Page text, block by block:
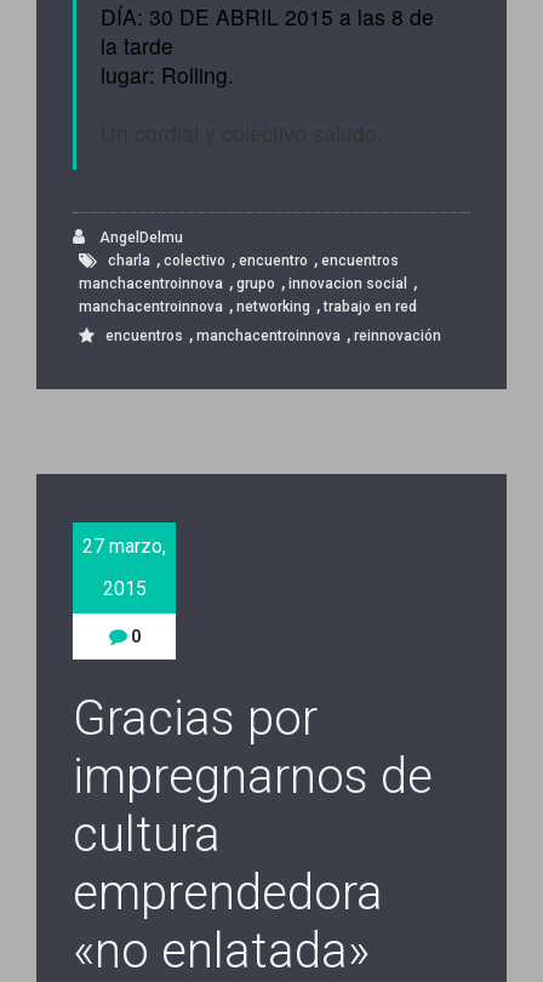
DÍA: 30 DE ABRIL 2015 a las 8 de
la tarde
lugar: Rolling.
AngelDelmu
charla , colectivo , encuentro , encuentros
manchacentroinnova , grupo , innovacion social ,
manchacentroinnova , networking ,trabajo en red
encuentros , manchacentroinnova , reinnovación
27 marzo,
2015
0
Gracias por
impregnarnos de
cultura
emprendedora
«no enlatada»